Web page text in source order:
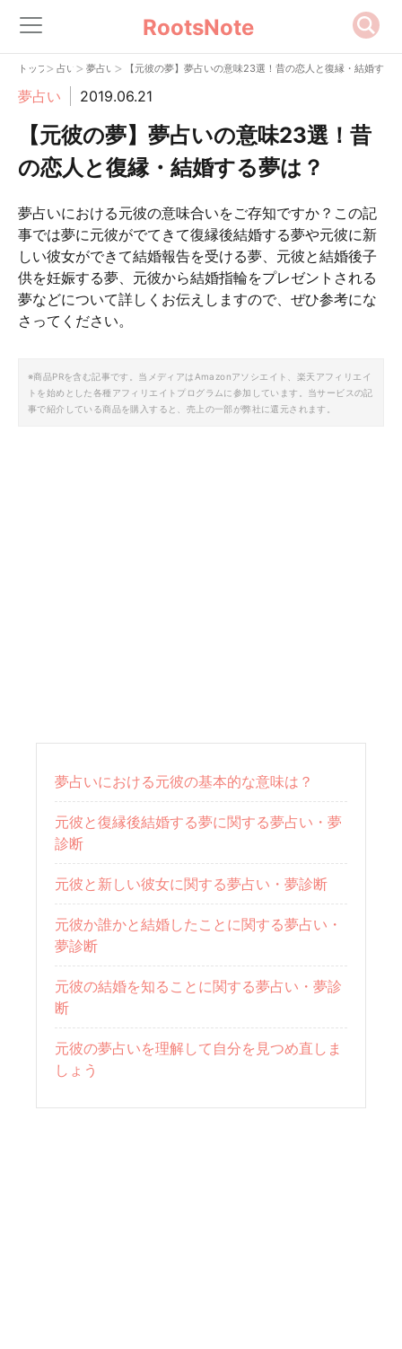
RootsNote
トップ> 占い > 夢占い> 【元彼の夢】夢占いの意味23選！昔の恋人と復縁・結婚する
夢占い 2019.06.21
【元彼の夢】夢占いの意味23選！昔
の恋人と復縁・結婚する夢は？
夢占いにおける元彼の意味合いをご存知ですか？この記
事では夢に元彼がでてきて復縁後結婚する夢や元彼に新
しい彼女ができて結婚報告を受ける夢、元彼と結婚後子
供を妊娠する夢、元彼から結婚指輪をプレゼントされる
夢などについて詳しくお伝えしますので、ぜひ参考にな
さってください。
※商品PRを含む記事です。当メディアはAmazonアソシエイト、楽天アフィリエイ
トを始めとした各種アフィリエイトプログラムに参加しています。当サービスの記
事で紹介している商品を購入すると、売上の一部が弊社に還元されます。
夢占いにおける元彼の基本的な意味は？
元彼と復縁後結婚する夢に関する夢占い・夢
診断
元彼と新しい彼女に関する夢占い・夢診断
元彼か誰かと結婚したことに関する夢占い・
夢診断
元彼の結婚を知ることに関する夢占い・夢診
断
元彼の夢占いを理解して自分を見つめ直しま
しょう